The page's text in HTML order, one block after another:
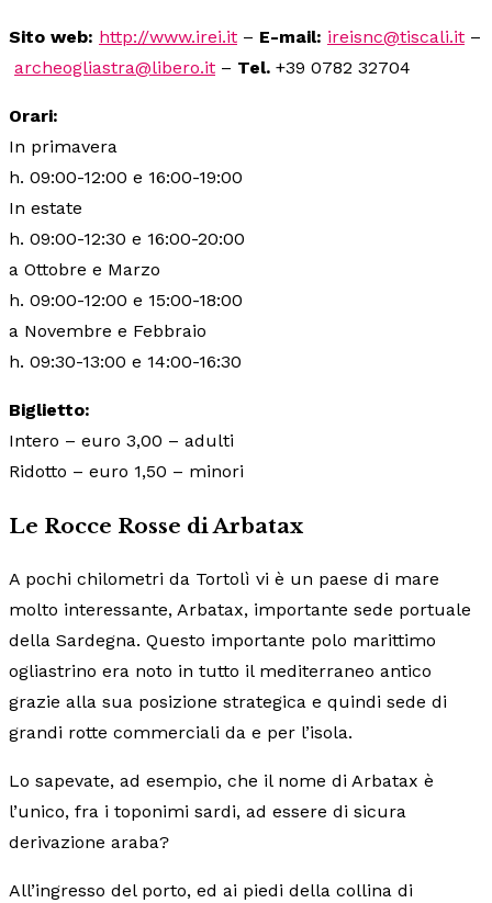
Sito web: http://www.irei.it – E-mail: ireisnc@tiscali.it –
archeogliastra@libero.it – Tel. +39 0782 32704
Orari:
In primavera
h. 09:00-12:00 e 16:00-19:00
In estate
h. 09:00-12:30 e 16:00-20:00
a Ottobre e Marzo
h. 09:00-12:00 e 15:00-18:00
a Novembre e Febbraio
h. 09:30-13:00 e 14:00-16:30
Biglietto:
Intero – euro 3,00 – adulti
Ridotto – euro 1,50 – minori
Le Rocce Rosse di Arbatax
A pochi chilometri da Tortolì vi è un paese di mare
molto interessante, Arbatax, importante sede portuale
della Sardegna. Questo importante polo marittimo
ogliastrino era noto in tutto il mediterraneo antico
grazie alla sua posizione strategica e quindi sede di
grandi rotte commerciali da e per l’isola.
Lo sapevate, ad esempio, che il nome di Arbatax è
l’unico, fra i toponimi sardi, ad essere di sicura
derivazione araba?
All’ingresso del porto, ed ai piedi della collina di